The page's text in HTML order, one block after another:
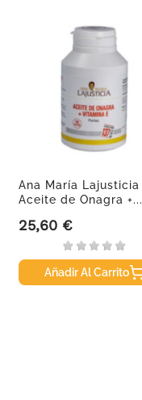
Ana María Lajusticia
Aceite de Onagra +...
Precio
25,60 €
Añadir Al Carrito